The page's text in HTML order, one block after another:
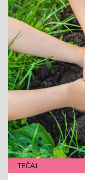
TEČAJ